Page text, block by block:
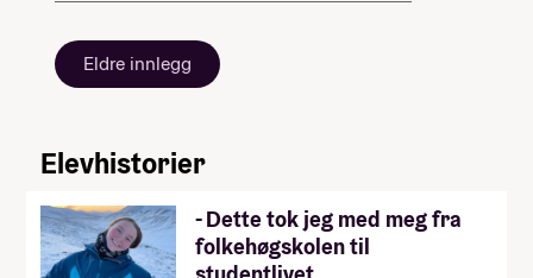
Eldre innlegg
Elevhistorier
- Dette tok jeg med meg fra
folkehøgskolen til